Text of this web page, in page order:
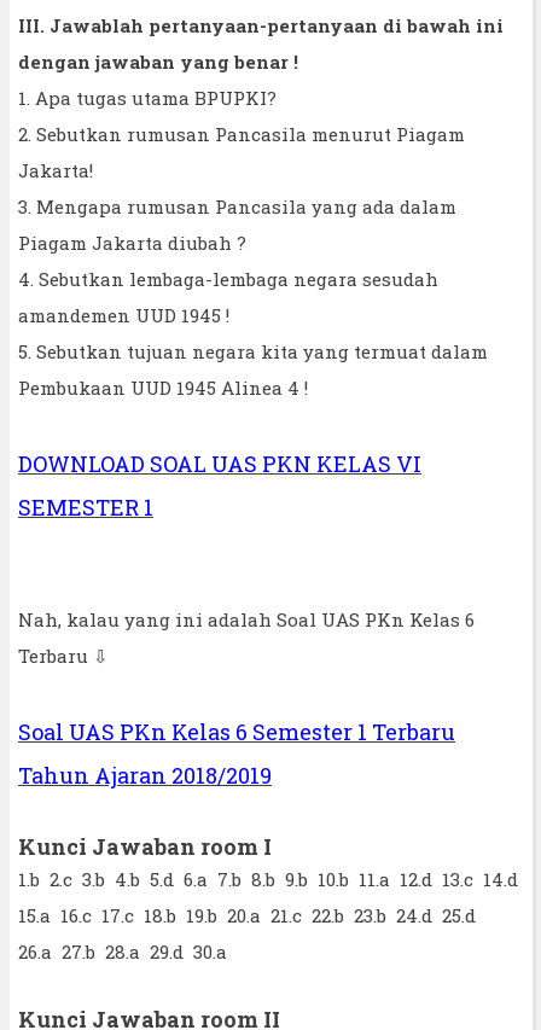
III. Jawablah pertanyaan-pertanyaan di bawah ini
dengan jawaban yang benar !
1. Apa tugas utama BPUPKI?
2. Sebutkan rumusan Pancasila menurut Piagam
Jakarta!
3. Mengapa rumusan Pancasila yang ada dalam
Piagam Jakarta diubah ?
4. Sebutkan lembaga-lembaga negara sesudah
amandemen UUD 1945 !
5. Sebutkan tujuan negara kita yang termuat dalam
Pembukaan UUD 1945 Alinea 4 !
DOWNLOAD SOAL UAS PKN KELAS VI
SEMESTER 1
Nah, kalau yang ini adalah Soal UAS PKn Kelas 6
Terbaru ⇩
Soal UAS PKn Kelas 6 Semester 1 Terbaru
Tahun Ajaran 2018/2019
Kunci Jawaban room I
1.b 2.c 3.b 4.b 5.d 6.a 7.b 8.b 9.b 10.b 11.a 12.d 13.c 14.d
15.a 16.c 17.c 18.b 19.b 20.a 21.c 22.b 23.b 24.d 25.d
26.a 27.b 28.a 29.d 30.a
Kunci Jawaban room II